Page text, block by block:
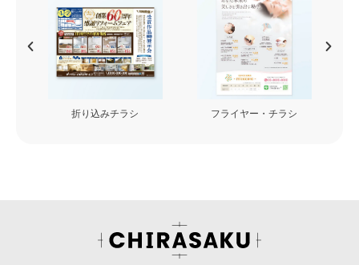
フライヤー・チラシ 看板・カッティングシート